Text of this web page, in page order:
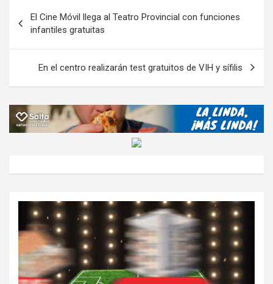
o
k
p
p
m
M
ail
er
ar
tir
de
entradas
El Cine Móvil llega al Teatro Provincial con funciones
infantiles gratuitas
En el centro realizarán test gratuitos de VIH y sífilis